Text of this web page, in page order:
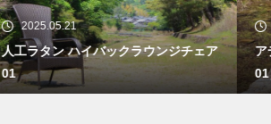
2025.05.21
人工ラタン ハイバックラウンジチェア
01
ア
01